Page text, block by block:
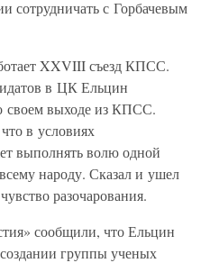
сотрудничать с Горбачевым
XXVIII съезд КПСС.
в ЦК Ельцин
своем выходе из КПСС.
в условиях
выполнять волю одной
народу. Сказал и ушел
разочарования.
сообщили, что Ельцин
группы ученых